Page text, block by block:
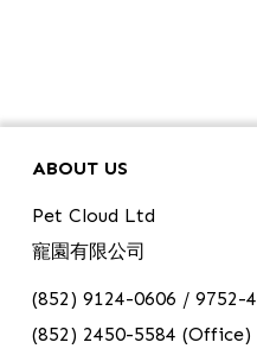
ABOUT US
Pet Cloud Ltd
寵園有限公司
(852) 9124-0606 / 9752-
(852) 2450-5584 (Office)